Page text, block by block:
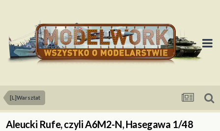
[L]Warsztat
Aleucki Rufe, czyli A6M2-N, Hasegawa 1/48